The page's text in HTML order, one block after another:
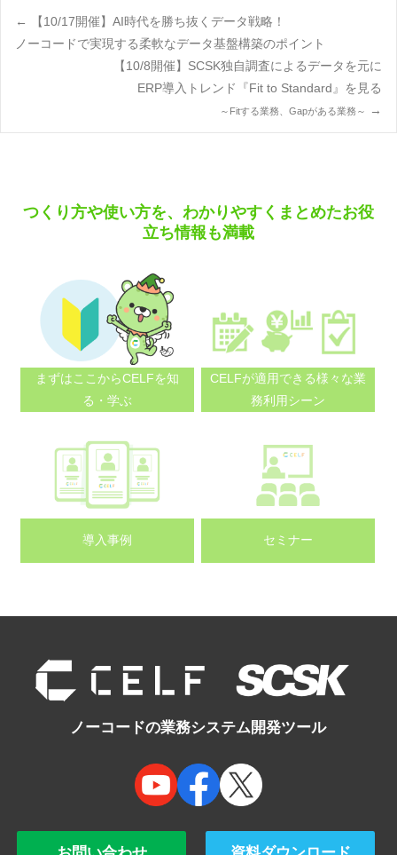
Post
navigation
←
【10/17開催】AI時代を勝ち抜くデータ戦略！
ノーコードで実現する柔軟なデータ基盤構築のポイント
【10/8開催】SCSK独自調査によるデータを元に
ERP導入トレンド『Fit to Standard』を見る
～Fitする業務、Gapがある業務～ →
つくり方や使い方を、わかりやすくまとめたお役
立ち情報も満載
まずはここからCELFを知
る・学ぶ
CELFが適用できる様々な業
務利用シーン
導入事例 セミナー
ノーコードの業務システム開発ツール